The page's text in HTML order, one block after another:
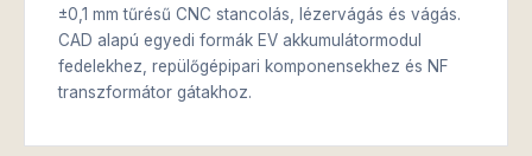
±0,1 mm tűrésű CNC stancolás, lézervágás és vágás.
CAD alapú egyedi formák EV akkumulátormodul
fedelekhez, repülőgépipari komponensekhez és NF
transzformátor gátakhoz.